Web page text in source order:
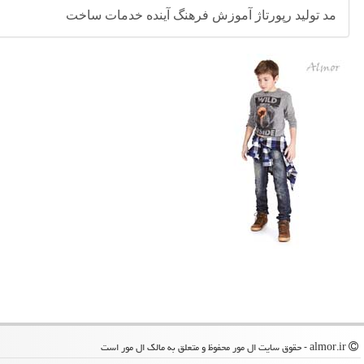
مد تولید رپورتاژ آموزش فرهنگ آینده خدمات ساخت